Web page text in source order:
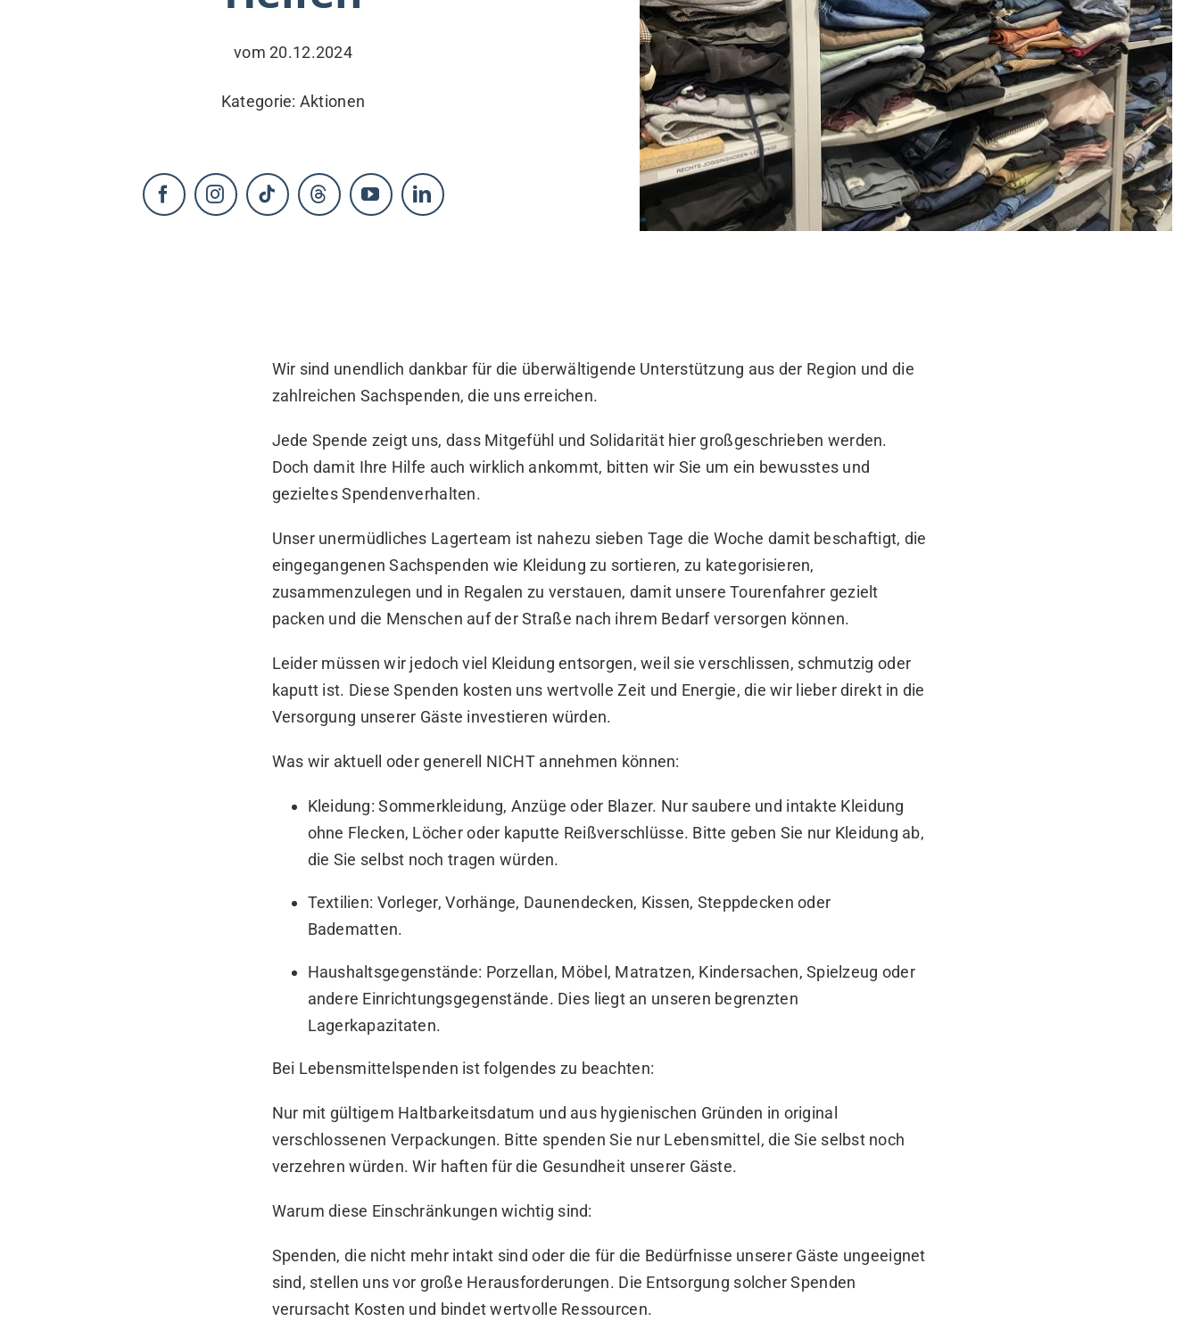
vom 20.12.2024
Kategorie: Aktionen
Wir sind unendlich dankbar für die überwältigende Unterstützung aus der Region und die
zahlreichen Sachspenden, die uns erreichen.
Jede Spende zeigt uns, dass Mitgefühl und Solidarität hier großgeschrieben werden.
Doch damit Ihre Hilfe auch wirklich ankommt, bitten wir Sie um ein bewusstes und
gezieltes Spendenverhalten.
Unser unermüdliches Lagerteam ist nahezu sieben Tage die Woche damit beschaftigt, die
eingegangenen Sachspenden wie Kleidung zu sortieren, zu kategorisieren,
zusammenzulegen und in Regalen zu verstauen, damit unsere Tourenfahrer gezielt
packen und die Menschen auf der Straße nach ihrem Bedarf versorgen können.
Leider müssen wir jedoch viel Kleidung entsorgen, weil sie verschlissen, schmutzig oder
kaputt ist. Diese Spenden kosten uns wertvolle Zeit und Energie, die wir lieber direkt in die
Versorgung unserer Gäste investieren würden.
Was wir aktuell oder generell NICHT annehmen können:
Kleidung: Sommerkleidung, Anzüge oder Blazer. Nur saubere und intakte Kleidung
ohne Flecken, Löcher oder kaputte Reißverschlüsse. Bitte geben Sie nur Kleidung ab,
die Sie selbst noch tragen würden.
Textilien: Vorleger, Vorhänge, Daunendecken, Kissen, Steppdecken oder
Badematten.
Haushaltsgegenstände: Porzellan, Möbel, Matratzen, Kindersachen, Spielzeug oder
andere Einrichtungsgegenstände. Dies liegt an unseren begrenzten
Lagerkapazitaten.
Bei Lebensmittelspenden ist folgendes zu beachten:
Nur mit gültigem Haltbarkeitsdatum und aus hygienischen Gründen in original
verschlossenen Verpackungen. Bitte spenden Sie nur Lebensmittel, die Sie selbst noch
verzehren würden. Wir haften für die Gesundheit unserer Gäste.
Warum diese Einschränkungen wichtig sind:
Spenden, die nicht mehr intakt sind oder die für die Bedürfnisse unserer Gäste ungeeignet
sind, stellen uns vor große Herausforderungen. Die Entsorgung solcher Spenden
verursacht Kosten und bindet wertvolle Ressourcen.